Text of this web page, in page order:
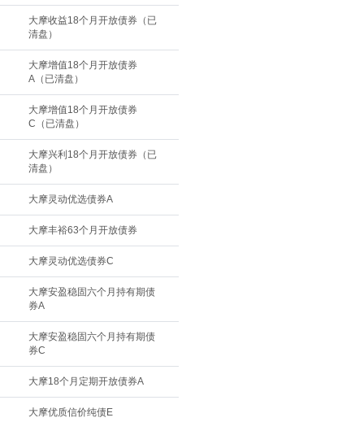
大摩收益18个月开放债券（已
清盘）
大摩增值18个月开放债券
A（已清盘）
大摩增值18个月开放债券
C（已清盘）
大摩兴利18个月开放债券（已
清盘）
大摩灵动优选债券A
大摩丰裕63个月开放债券
大摩灵动优选债券C
大摩安盈稳固六个月持有期债
券A
大摩安盈稳固六个月持有期债
券C
大摩18个月定期开放债券A
大摩优质信价纯债E